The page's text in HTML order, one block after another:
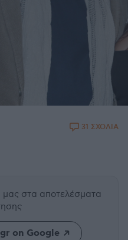
31 ΣΧΟΛΙΑ
μας στα αποτελέσματα
on Google